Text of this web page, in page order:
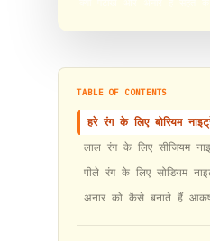
TABLE OF CONTENTS
हरे रंग के लिए बोरियम
लाल रंग के लिए सीजियम
पीले रंग के लिए सोडियम
अनार को कैसे बनाते हैं